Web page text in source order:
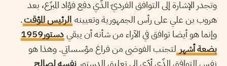
وتجدر الإشارة إلى التوافق الفرديّ الذّي دفع فؤاد المبزّع، بعد
هروب بن علي على رأس الجمهورية وتعيينه الرئيس المؤقت.
وإنما هو أيضا توافق في الآراء من شأنه أن يبقي
دستور1959
بضعة أشهر لتجنب الفوضى من فراغ مؤسساتي. وهذا هو
نفس التوافق الذّي أدّى إلى تعليق الدستور نفسه لصالح